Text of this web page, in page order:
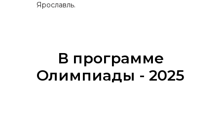
Ярославль.
В программе
Олимпиады - 2025